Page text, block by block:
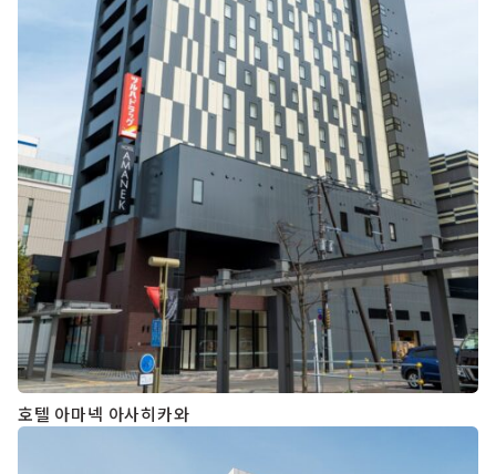
호텔 아마넥 아사히카와